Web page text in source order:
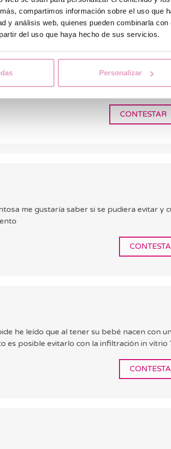
compartimos información sobre el uso que
y análisis web, quienes pueden combinarla
del uso que haya hecho de sus servicios.
Personalizar
y ambientales, no existe un test
que la descendencia no la
valorar tu historial familiar y orientarte
CONTESTAR
me gustaría saber si se pudiera evitar y
he leído que al tener su bebé nacen con
es posible evitarlo con la infiltración in vítrio